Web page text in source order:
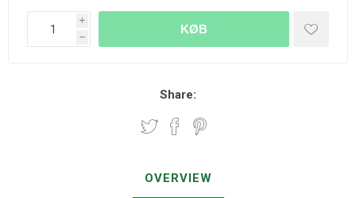
i
h
KØB
Share:
OVERVIEW